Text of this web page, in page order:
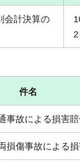
会計決算の
2
件名
故による損害賠
傷事故による損